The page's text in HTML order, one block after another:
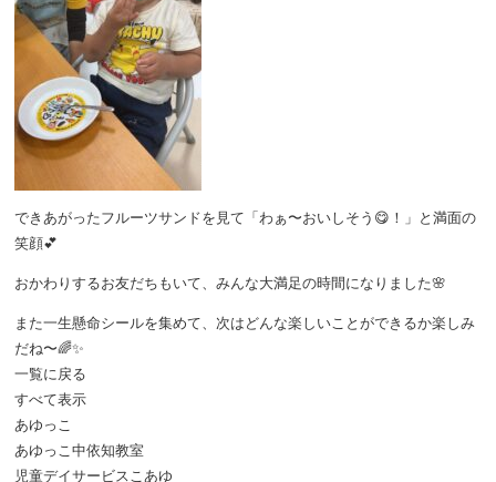
できあがったフルーツサンドを見て「わぁ〜おいしそう😋！」と満面の
笑顔💕
おかわりするお友だちもいて、みんな大満足の時間になりました🌸
また一生懸命シールを集めて、次はどんな楽しいことができるか楽しみ
だね〜🌈✨
一覧に戻る
すべて表示
あゆっこ
あゆっこ中依知教室
児童デイサービスこあゆ